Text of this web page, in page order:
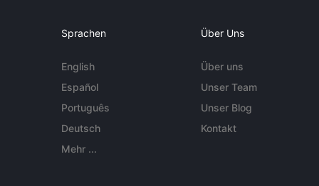
Sprachen
English
Español
Português
Deutsch
Mehr ...
Über Uns
Über uns
Unser Team
Unser Blog
Kontakt